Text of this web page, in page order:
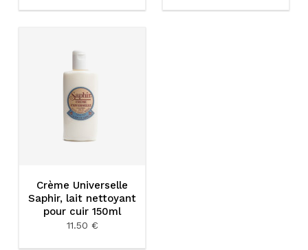
Crème Universelle
Saphir, lait nettoyant
pour cuir 150ml
11.50 €